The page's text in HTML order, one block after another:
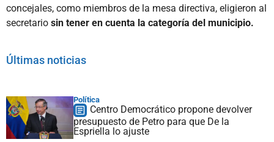
concejales, como miembros de la mesa directiva, eligieron al
secretario sin tener en cuenta la categoría del municipio.
Últimas noticias
Política
Centro Democrático propone devolver
presupuesto de Petro para que De la
Espriella lo ajuste